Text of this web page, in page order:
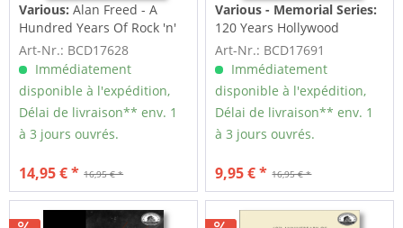
Various:Alan Freed - A
Hundred Years Of Rock 'n'
Roll (CD)
Art-Nr.: BCD17628
Immédiatement
disponible à l'expédition,
Délai de livraison** env. 1
à 3 jours ouvrés.
16,95 € *
14,95 € *
Various - Memorial Series:
120 Years Hollywood
Community and a 100
Years...
Art-Nr.: BCD17691
Immédiatement
disponible à l'expédition,
Délai de livraison** env. 1
à 3 jours ouvrés.
16,95 € *
9,95 € *